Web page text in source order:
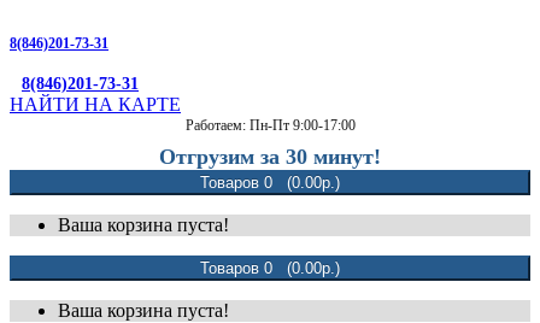
8(846)201-73-31
8(846)201-73-31
НАЙТИ НА КАРТЕ
Работаем: Пн-Пт 9:00-17:00
Отгрузим за 30 минут!
Товаров 0 (0.00р.)
Ваша корзина пуста!
Товаров 0 (0.00р.)
Ваша корзина пуста!